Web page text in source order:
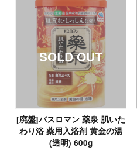
[廃盤]バスロマン 薬泉 肌いた
わり浴 薬用入浴剤 黄金の湯
(透明) 600g